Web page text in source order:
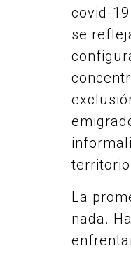
covid-
se
La
nada.